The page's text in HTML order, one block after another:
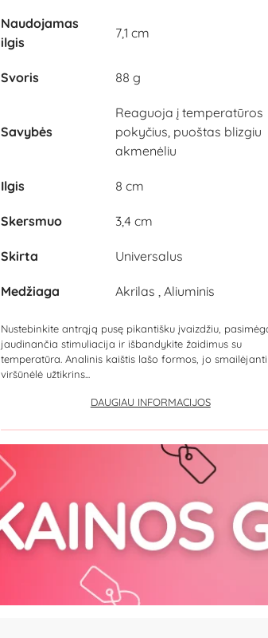
Naudojamas
ilgis
7,1 cm
Svoris 88 g
Savybės
Reaguoja į temperatūros
pokyčius, puoštas blizgiu
akmenėliu
Ilgis 8 cm
Skersmuo 3,4 cm
Skirta Universalus
Medžiaga Akrilas , Aliuminis
Nustebinkite antrąją pusę pikantišku įvaizdžiu,
jaudinančia stimuliacija ir išbandykite žaidimus su
temperatūra. Analinis kaištis lašo formos, jo smailėjanti
viršūnėlė užtikrins...
DAUGIAU INFORMACIJOS